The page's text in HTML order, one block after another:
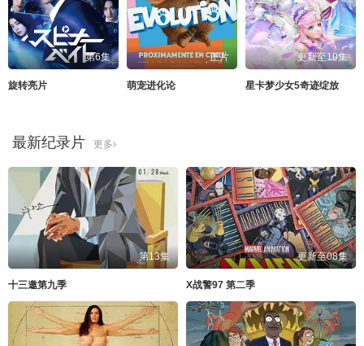
第6集
旋转亮片
正片
萌宠进化论
更新至10集
星卡梦少女5奇迹绽放
最新纪录片 更多
第13集
十三邀第九季
更新至08集
X战警97 第二季